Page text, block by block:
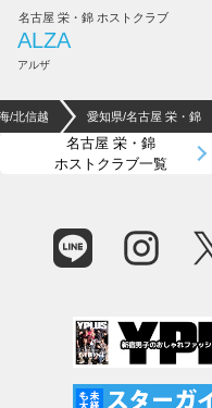
名古屋 栄・錦 ホストクラブ
ALZA
アルザ
/北信越 愛知県/名古屋 栄・錦
名古屋 栄・錦
ホストクラブ一覧